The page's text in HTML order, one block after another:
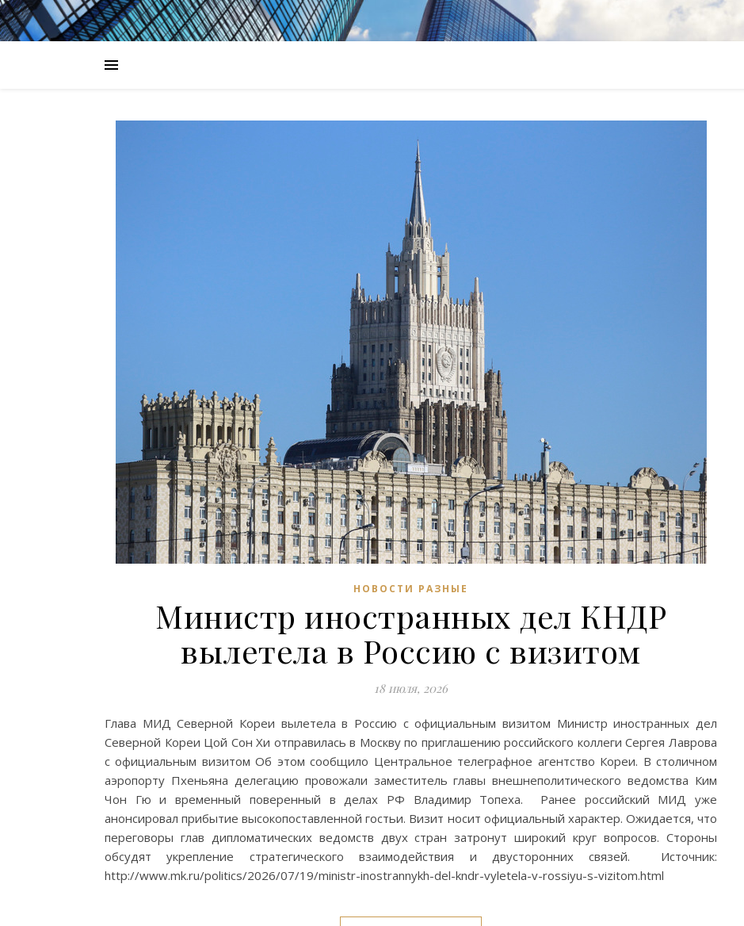
НОВОСТИ РАЗНЫЕ
Министр иностранных дел КНДР
вылетела в Россию с визитом
18 июля, 2026
Глава МИД Северной Кореи вылетела в Россию с официальным визитом Министр иностранных дел
Северной Кореи Цой Сон Хи отправилась в Москву по приглашению российского коллеги Сергея Лаврова
с официальным визитом Об этом сообщило Центральное телеграфное агентство Кореи. В столичном
аэропорту Пхеньяна делегацию провожали заместитель главы внешнеполитического ведомства Ким
Чон Гю и временный поверенный в делах РФ Владимир Топеха. Ранее российский МИД уже
анонсировал прибытие высокопоставленной гостьи. Визит носит официальный характер. Ожидается, что
переговоры глав дипломатических ведомств двух стран затронут широкий круг вопросов. Стороны
обсудят укрепление стратегического взаимодействия и двусторонних связей. Источник:
http://www.mk.ru/politics/2026/07/19/ministr-inostrannykh-del-kndr-vyletela-v-rossiyu-s-vizitom.html